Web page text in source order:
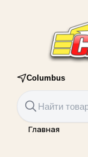
Columbus
Главная